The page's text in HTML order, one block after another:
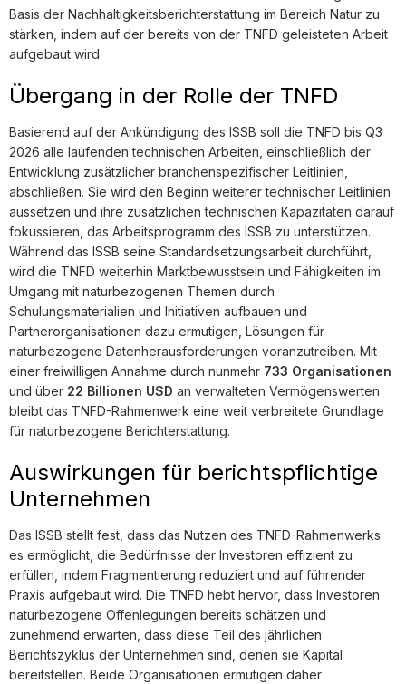
Basis der Nachhaltigkeitsberichterstattung im Bereich Natur zu
stärken, indem auf der bereits von der TNFD geleisteten Arbeit
aufgebaut wird.
Übergang in der Rolle der TNFD
Basierend auf der Ankündigung des ISSB soll die TNFD bis Q3
2026 alle laufenden technischen Arbeiten, einschließlich der
Entwicklung zusätzlicher branchenspezifischer Leitlinien,
abschließen. Sie wird den Beginn weiterer technischer Leitlinien
aussetzen und ihre zusätzlichen technischen Kapazitäten darauf
fokussieren, das Arbeitsprogramm des ISSB zu unterstützen.
Während das ISSB seine Standardsetzungsarbeit durchführt,
wird die TNFD weiterhin Marktbewusstsein und Fähigkeiten im
Umgang mit naturbezogenen Themen durch
Schulungsmaterialien und Initiativen aufbauen und
Partnerorganisationen dazu ermutigen, Lösungen für
naturbezogene Datenherausforderungen voranzutreiben. Mit
einer freiwilligen Annahme durch nunmehr 733 Organisationen
und über 22 Billionen USD an verwalteten Vermögenswerten
bleibt das TNFD-Rahmenwerk eine weit verbreitete Grundlage
für naturbezogene Berichterstattung.
Auswirkungen für berichtspflichtige
Unternehmen
Das ISSB stellt fest, dass das Nutzen des TNFD-Rahmenwerks
es ermöglicht, die Bedürfnisse der Investoren effizient zu
erfüllen, indem Fragmentierung reduziert und auf führender
Praxis aufgebaut wird. Die TNFD hebt hervor, dass Investoren
naturbezogene Offenlegungen bereits schätzen und
zunehmend erwarten, dass diese Teil des jährlichen
Berichtszyklus der Unternehmen sind, denen sie Kapital
bereitstellen. Beide Organisationen ermutigen daher